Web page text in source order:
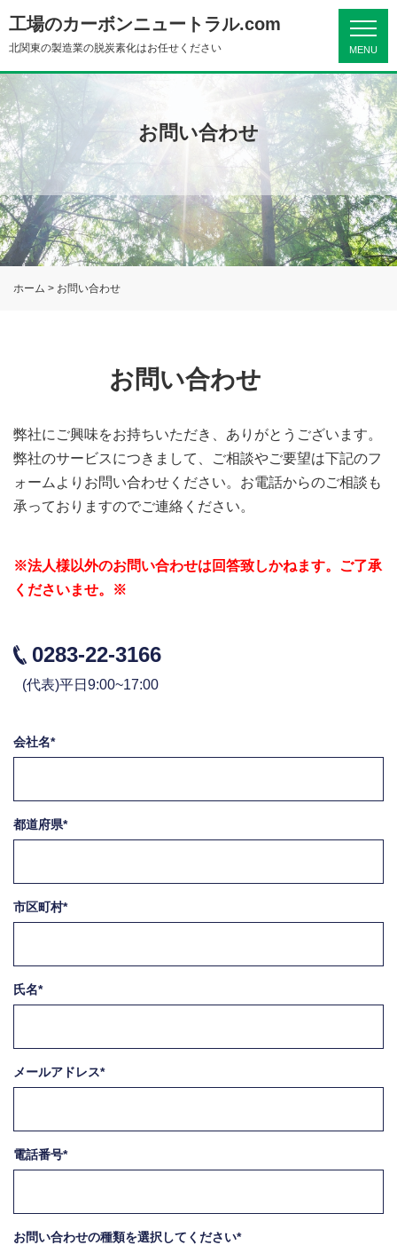
MENU
工場のカーボンニュートラル.com
北関東の製造業の脱炭素化はお任せください
お問い合わせ
ホーム > お問い合わせ
お問い合わせ
弊社にご興味をお持ちいただき、ありがとうございます。
弊社のサービスにつきまして、ご相談やご要望は下記のフ
ォームよりお問い合わせください。お電話からのご相談も
承っておりますのでご連絡ください。
※法人様以外のお問い合わせは回答致しかねます。ご了承
くださいませ。※
0283-22-3166
(代表)平日9:00~17:00
会社名*
都道府県*
市区町村*
氏名*
メールアドレス*
電話番号*
お問い合わせの種類を選択してください*